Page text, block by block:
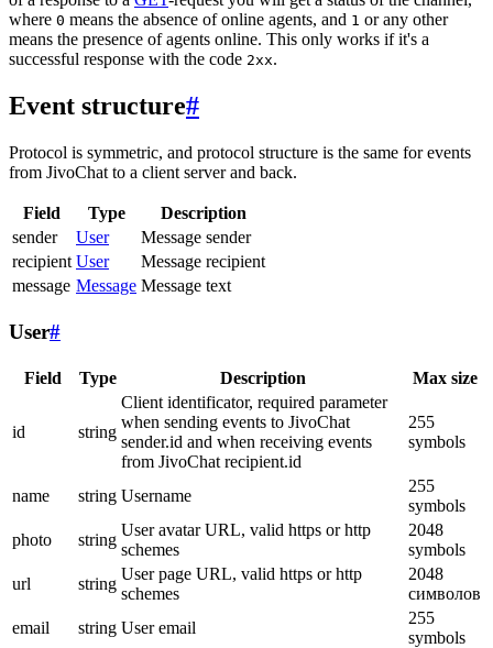
where 0 means the absence of online agents, and 1 or any other
means the presence of agents online. This only works if it's a
successful response with the code 2xx.
Event structure#
Protocol is symmetric, and protocol structure is the same for events
from JivoChat to a client server and back.
Field Type
Description
sender
User
Message sender
recipient User
Message recipient
message Message Message text
User#
Field Type Description Max size
id string
Client identificator, required parameter
when sending events to JivoChat
sender.id and when receiving events
from JivoChat recipient.id
255
symbols
name string Username
255
symbols
photo
string
User avatar URL, valid https or http
schemes
2048
symbols
url
string
User page URL, valid https or http
schemes
2048
символов
email
string User email
255
symbols